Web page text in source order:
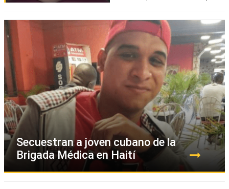
Secuestran a joven cubano de la
Brigada Médica en Haití